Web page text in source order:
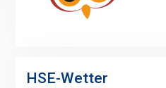
HSE-Wetter